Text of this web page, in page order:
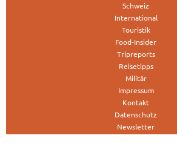
Schweiz
International
Touristik
Food-Insider
Tripreports
Reisetipps
Militär
Impressum
Kontakt
Datenschutz
Newsletter